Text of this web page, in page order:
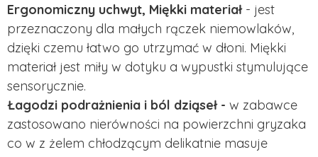
Ergonomiczny uchwyt, Miękki materiał- jest
przeznaczony dla małych rączek niemowlaków,
dzięki czemu łatwo go utrzymać w dłoni. Miękki
materiał jest miły w dotyku a wypustki stymulujące
sensorycznie.
Łagodzi podrażnienia i ból dziąseł - w zabawce
zastosowano nierówności na powierzchni gryzaka
co w z żelem chłodzącym delikatnie masuje